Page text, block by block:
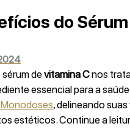
do
devitamina Cnos
essencial para a
, delineando
estéticos. Continue a